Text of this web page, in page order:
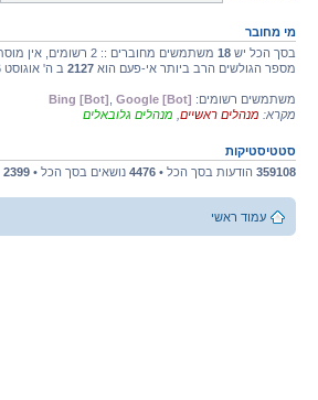
מי מחובר
בסך הכל יש 18 משתמשים מחוברים :: 2 רשומים, אין מוסתרים ו-16 אורחים (מבוסס על משתמשים פעילים ב-5 הדקות האחרונות)
מספר הגולשים הרב ביותר אי-פעם הוא 2127 ב ה' אוגוסט 06, 2026 5:57 pm
משתמשים רשומים: Bing [Bot] Google [Bot]
מקרא: מנהלים ראשיים מנהלים גלובאלים
סטטיסטיקות
359108 הודעות בסך הכל • 4476 נושאים בסך הכל • 2399
עמוד ראשי